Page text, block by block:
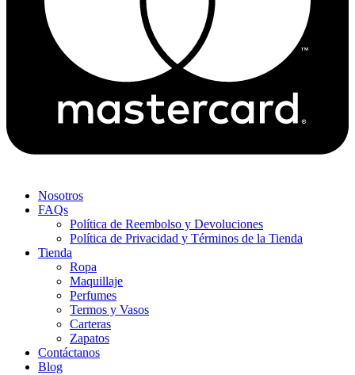
Nosotros
FAQs
Política de Reembolso y Devoluciones
Política de Privacidad y Términos de la Tienda
Tienda
Ropa
Maquillaje
Perfumes
Termos y Vasos
Carteras
Zapatos
Contáctanos
Blog